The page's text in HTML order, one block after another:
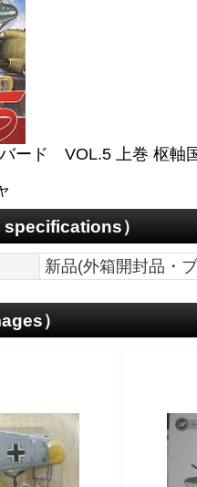
ード VOL.5 上巻 枢軸
）
新品(外箱開封品・
）